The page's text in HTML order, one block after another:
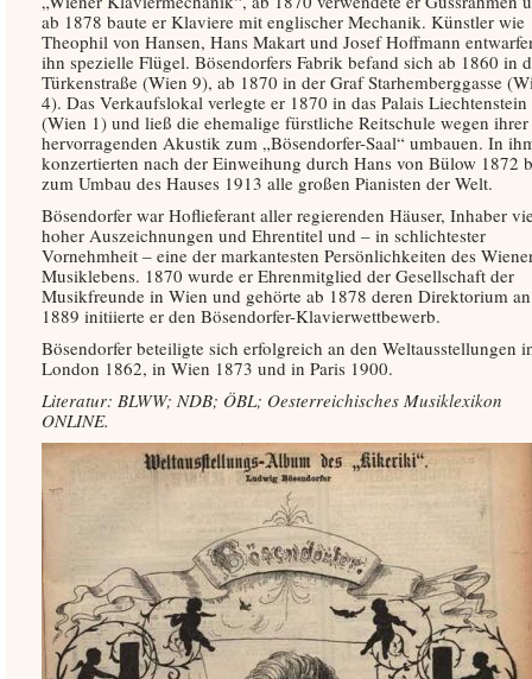
ab 1878 baute er Klaviere mit englischer Mechanik. Künstler wie
Theophil von Hansen, Hans Makart und Josef Hoffmann
ihn spezielle Flügel. Bösendorfers Fabrik befand sich ab 1860 in
Türkenstraße (Wien 9), ab 1870 in der Graf Starhemberggasse
4). Das Verkaufslokal verlegte er 1870 in das Palais Liechtenstein
(Wien 1) und ließ die ehemalige fürstliche Reitschule wegen ihrer
hervorragenden Akustik zum „Bösendorfer-Saal“ umbauen. In
konzertierten nach der Einweihung durch Hans von Bülow 1872
zum Umbau des Hauses 1913 alle großen Pianisten der Welt.
Bösendorfer war Hoflieferant aller regierenden Häuser, Inhaber
hoher Auszeichnungen und Ehrentitel und – in schlichtester
Vornehmheit – eine der markantesten Persönlichkeiten des
Musiklebens. 1870 wurde er Ehrenmitglied der Gesellschaft der
Musikfreunde in Wien und gehörte ab 1878 deren Direktorium
1889 initiierte er den Bösendorfer-Klavierwettbewerb.
Bösendorfer beteiligte sich erfolgreich an den Weltausstellungen
London 1862, in Wien 1873 und in Paris 1900.
Literatur: BLWW; NDB; ÖBL; Oesterreichisches Musiklexikon
ONLINE.